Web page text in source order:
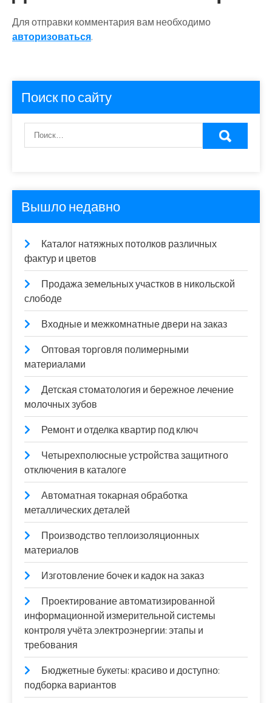
Для отправки комментария вам необходимо
авторизоваться.
Поиск по сайту
Вышло недавно
Каталог натяжных потолков различных
фактур и цветов
Продажа земельных участков в никольской
слободе
Входные и межкомнатные двери на заказ
Оптовая торговля полимерными
материалами
Детская стоматология и бережное лечение
молочных зубов
Ремонт и отделка квартир под ключ
Четырехполюсные устройства защитного
отключения в каталоге
Автоматная токарная обработка
металлических деталей
Производство теплоизоляционных
материалов
Изготовление бочек и кадок на заказ
Проектирование автоматизированной
информационной измерительной системы
контроля учёта электроэнергии: этапы и
требования
Бюджетные букеты: красиво и доступно:
подборка вариантов